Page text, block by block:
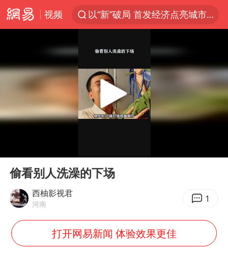
视频
以“新”破局 首发经济点亮城市消费活力
宇树科技发行价格150.80元/股
外交部发言人就广岛核爆81周年等答记者问
吉林一“温度计大楼”读数爆表
贵州轮胎子公司获美国退税8136万
中国五箭齐发反制美国
多地要求领导干部带头休假
村民谈“梅姨”：叫的其实是“媒姨”
Play
偷看别人洗澡的下场
西柚影视君
河南 1
打开网易新闻 体验效果更佳